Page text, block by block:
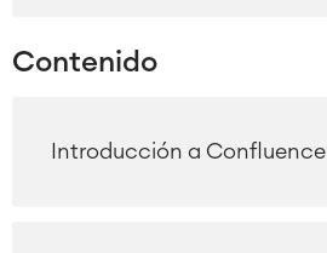
Contenido
Introducción a Confluence